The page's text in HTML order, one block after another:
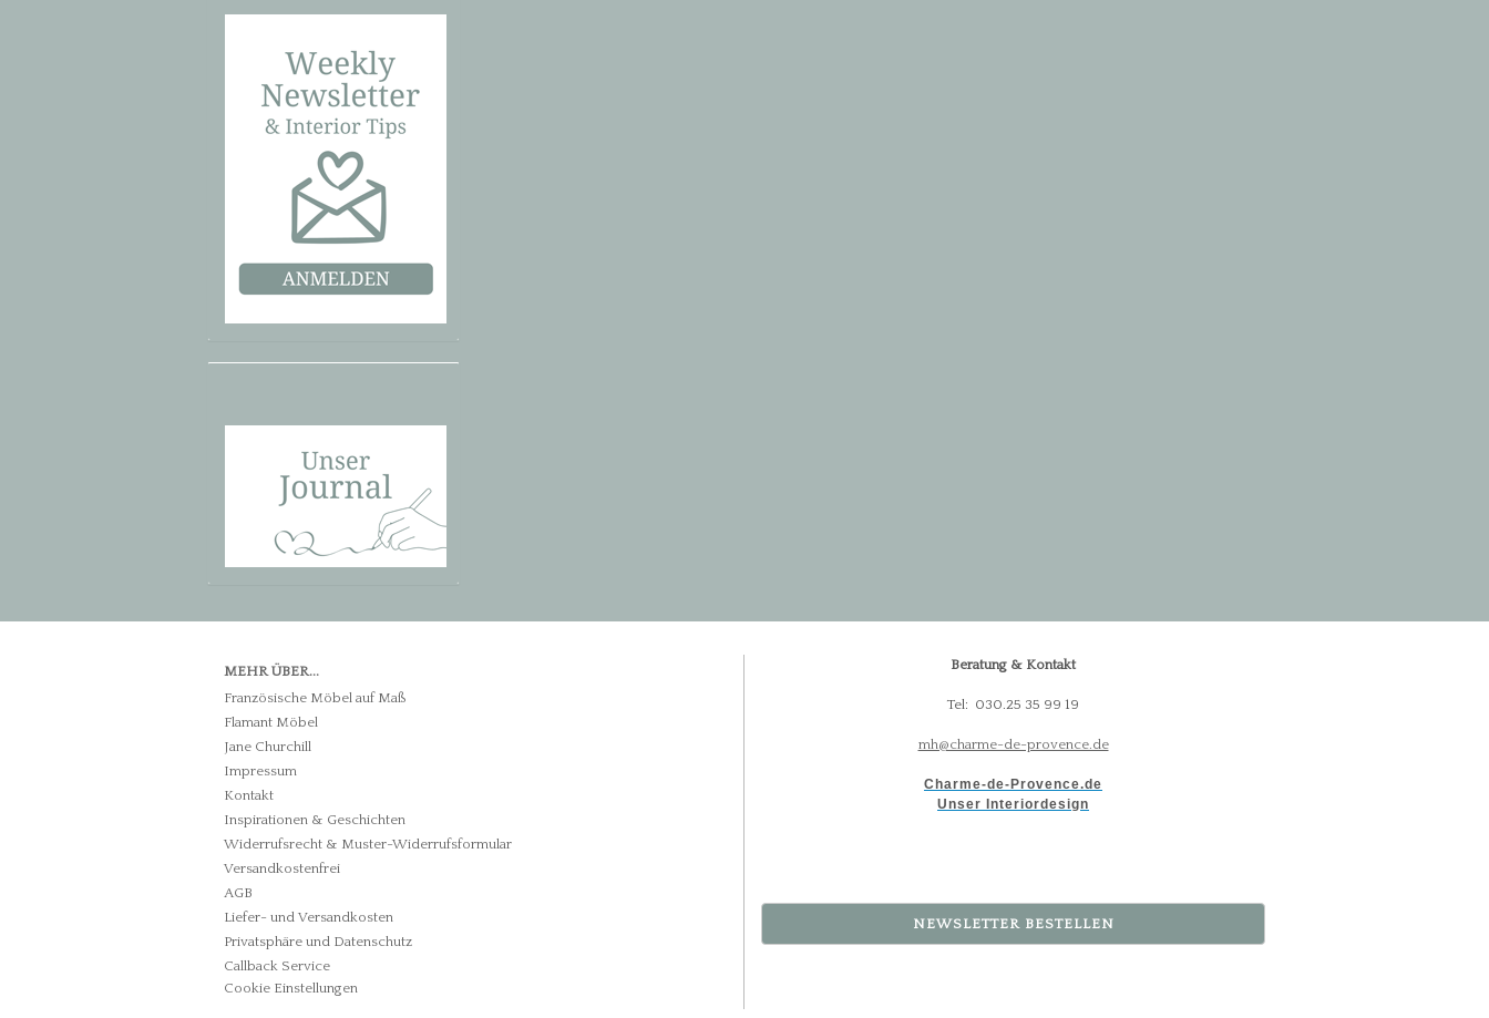
MEHR ÜBER...
Französische Möbel auf Maß
Flamant Möbel
Jane Churchill
Impressum
Kontakt
Inspirationen & Geschichten
Widerrufsrecht & Muster-Widerrufsformular
Versandkostenfrei
AGB
Liefer- und Versandkosten
Privatsphäre und Datenschutz
Callback Service
Cookie Einstellungen
Beratung & Kontakt
Tel: 030.25 35 99 19
mh@charme-de-provence.de
Charme-de-Provence.de
Unser Interiordesign
NEWSLETTER BESTELLEN